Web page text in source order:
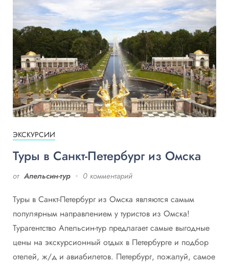
ЭКСКУРСИИ
Туры в Санкт-Петербург из Омска
от Апельсин-тур 0 комментарий
Туры в Санкт-Петербург из Омска являются самым
популярным направлением у туристов из Омска!
Турагентство Апельсин-тур предлагает самые выгодные
цены на экскурсионный отдых в Петербурге и подбор
отелей, ж/д и авиабилетов. Петербург, пожалуй, самое